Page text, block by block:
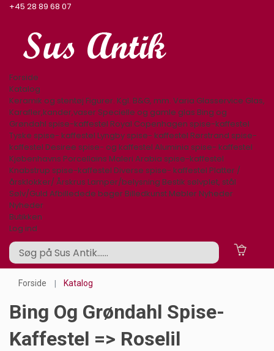
+45 28 89 68 07
Forside
Katalog
Keramik og stentøj Figurer. Kgl. B&G, mm. Varia Glasservice Glas,
Karafler,kander,vaser Specielle og gamle glas Bing og
Grøndahl spise-kaffestel Royal Copenhagen spise-kaffestel
Tyske spise- kaffestel Lyngby spise- kaffestel Rørstrand spise-
kaffestel Desiree spise- og kaffestel Aluminia spise- kaffestel
Kjøbenhavns Porcellains Maleri Arabia spise-kaffestel
Knabstrup spise-kaffestel Diverse spise- kaffestel Platter /
årsklokker/ Årskrus Lamper/belysning Bestik sølvplet, stål
Sølv/Guld Afbilledede bøger Billedkunst Møbler Nyheder
Nyheder
Butikken
Log ind
Forside Katalog
Bing Og Grøndahl Spise-
Kaffestel => Roselil